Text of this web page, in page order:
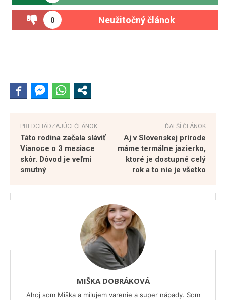
0 Neužitočný článok
PREDCHÁDZAJÚCI ČLÁNOK
Táto rodina začala sláviť
Vianoce o 3 mesiace
skôr. Dôvod je veľmi
smutný
ĎALŠÍ ČLÁNOK
Aj v Slovenskej prírode
máme termálne jazierko,
ktoré je dostupné celý
rok a to nie je všetko
MIŠKA DOBRÁKOVÁ
Ahoj som Miška a milujem varenie a super nápady. Som